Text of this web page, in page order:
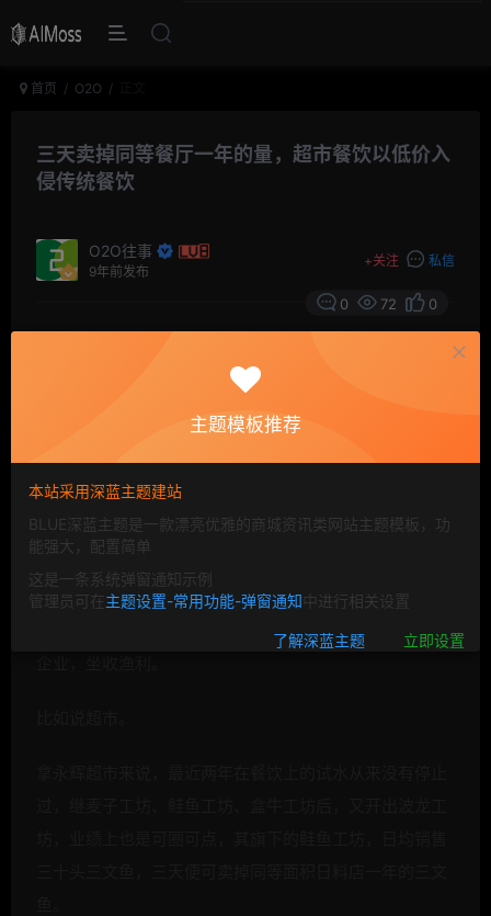
首页 O2O
三天卖掉同等餐厅一年的量，超市餐饮以低价入
侵传统餐饮
O2O往事
9年前发布
+关注 私信
0 72 0
如果说前两年，宜家家居的餐饮版块还被当成神一样
膜拜的话，近两年随着越来越多的生鲜超市、家装超市开
始进军餐饮行业，对全行业来说都是次不小的冲击，他们
不但财大气粗，还有比传统餐饮更有优势。
目前，外卖三巨头对餐饮业的利润收割已接近完成，互联
网早已不是威胁，而蛰伏了多时一直掌握着供应链优势的
主题模板推荐
本站采用深蓝主题建站
BLUE深蓝主题是一款漂亮优雅的商城资讯类网站主题模板，功
能强大，配置简单
这是一条系统弹窗通知示例
管理员可在主题设置-常用功能-弹窗通知中进行相关设置
了解深蓝主题 立即设置